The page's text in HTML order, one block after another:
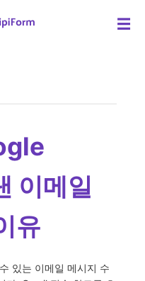
☰
이메일
유
있는 이메일 메시지 수